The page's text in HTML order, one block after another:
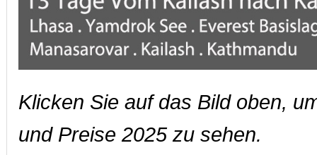
Klicken Sie auf das Bild oben,
und Preise 2025 zu sehen.